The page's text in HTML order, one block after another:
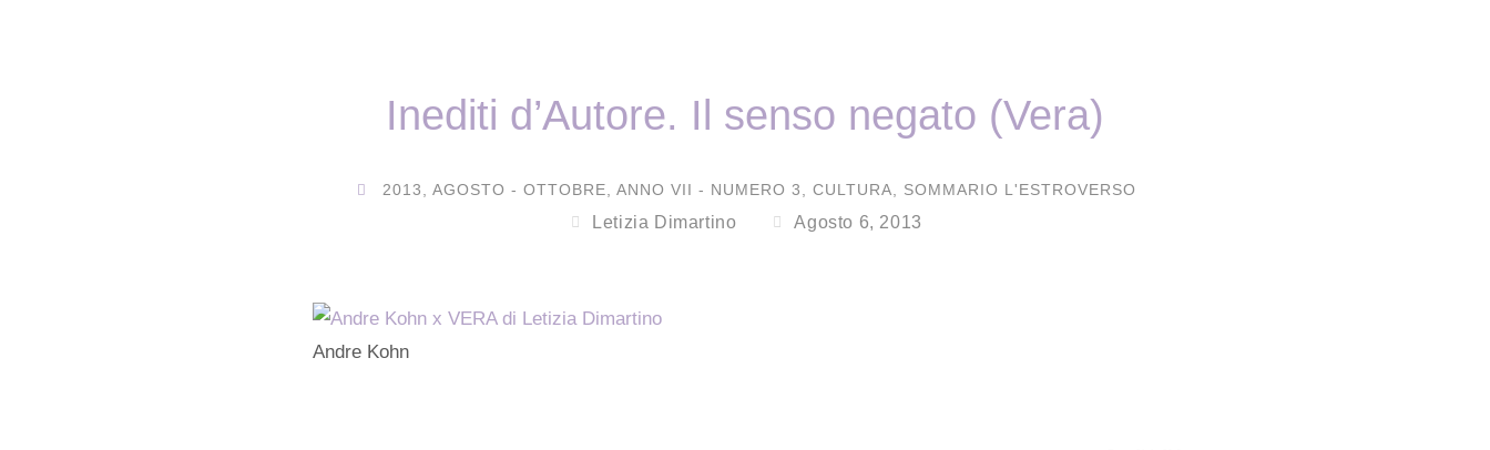
Inediti d’Autore. Il senso negato (Vera)
2013, AGOSTO - OTTOBRE, ANNO VII - NUMERO 3, CULTURA, SOMMARIO L'ESTROVERSO
Letizia Dimartino Agosto 6, 2013
Andre Kohn